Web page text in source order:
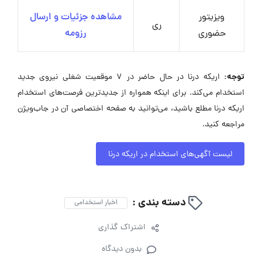
ویزیتور
حضوری
ری
مشاهده جزئیات و ارسال
رزومه
توجه:
اریکه درنا در حال حاضر در ۷ موقعیت شغلی نیروی جدید
استخدام می‌کند. برای اینکه همواره از جدیدترین فرصت‌های استخدام
اریکه درنا مطلع باشید، می‌توانید به صفحه اختصاصی آن در جاب‌ویژن
مراجعه کنید.
لیست آگهی‌های استخدام در اریکه درنا
دسته بندی : اخبار استخدامی
اشتراک گذاری
بدون دیدگاه